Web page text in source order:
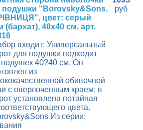
подушки "Borovsky&Sons.
цвет: серый
(бархат), 40х40 см, арт.
входит: Универсальный
для подушки подходит
подушек 40?40 см. Он
из
обивочной
с оверлоченным краем; в
установлена потайная
цвета.
Из серии:
руб